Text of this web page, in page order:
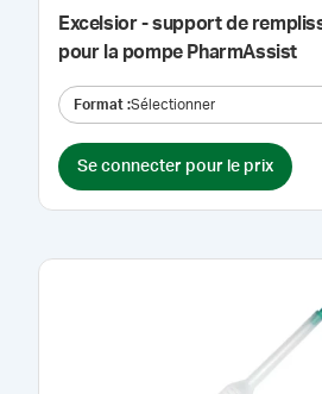
Excelsior - support de
pour la pompe PharmAssist
Format :Sélectionner
Se connecter pour le prix